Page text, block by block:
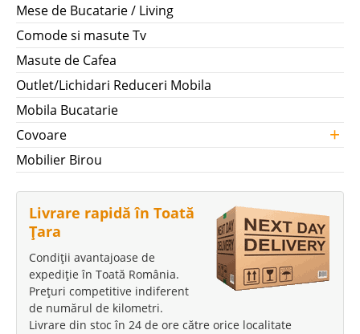
Mese de Bucatarie / Living
Comode si masute Tv
Masute de Cafea
Outlet/Lichidari Reduceri Mobila
Mobila Bucatarie
Covoare
+
Mobilier Birou
Livrare rapidă în Toată
Țara
Condiții avantajoase de
expediție în Toată România.
Prețuri competitive indiferent
de numărul de kilometri.
Livrare din stoc în 24 de ore către orice localitate